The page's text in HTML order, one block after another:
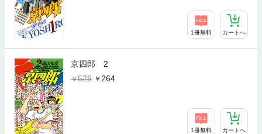
1冊無料 カートへ
京四郎 2
528
264
1冊無料 カートへ